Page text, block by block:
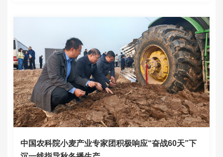
中国农科院小麦产业专家团积极响应“奋战60天”下